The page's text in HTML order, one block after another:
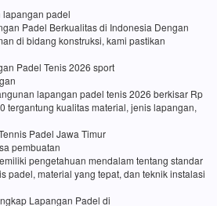
lapangan padel
Padel Berkualitas di Indonesia Dengan
di bidang konstruksi, kami pastikan
Padel Tenis 2026 sport
lapangan padel tenis 2026 berkisar Rp
tergantung kualitas material, jenis lapangan,
Padel Jawa Timur
pembuatan
pengetahuan mendalam tentang standar
padel, material yang tepat, dan teknik instalasi
Lapangan Padel di